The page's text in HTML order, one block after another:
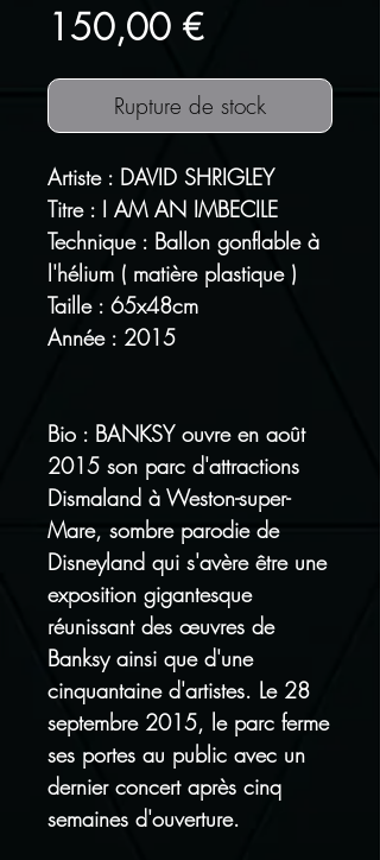
150,00 €Prix
Rupture de stock
Artiste : DAVID SHRIGLEY
Titre : I AM AN IMBECILE
Technique : Ballon gonflable à
l'hélium ( matière plastique )
Taille : 65x48cm
Année : 2015
Bio : BANKSY ouvre en août
2015 son parc d'attractions
Dismaland à Weston-super-
Mare, sombre parodie de
Disneyland qui s'avère être une
exposition gigantesque
réunissant des œuvres de
Banksy ainsi que d'une
cinquantaine d'artistes. Le 28
septembre 2015, le parc ferme
ses portes au public avec un
dernier concert après cinq
semaines d'ouverture.